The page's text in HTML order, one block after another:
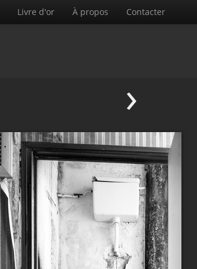
Livre d'or À propos Contacter
›